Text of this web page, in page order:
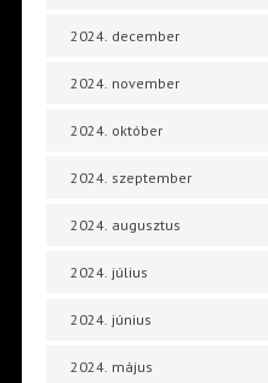
2024. december
2024. november
2024. október
2024. szeptember
2024. augusztus
2024. július
2024. június
2024. május